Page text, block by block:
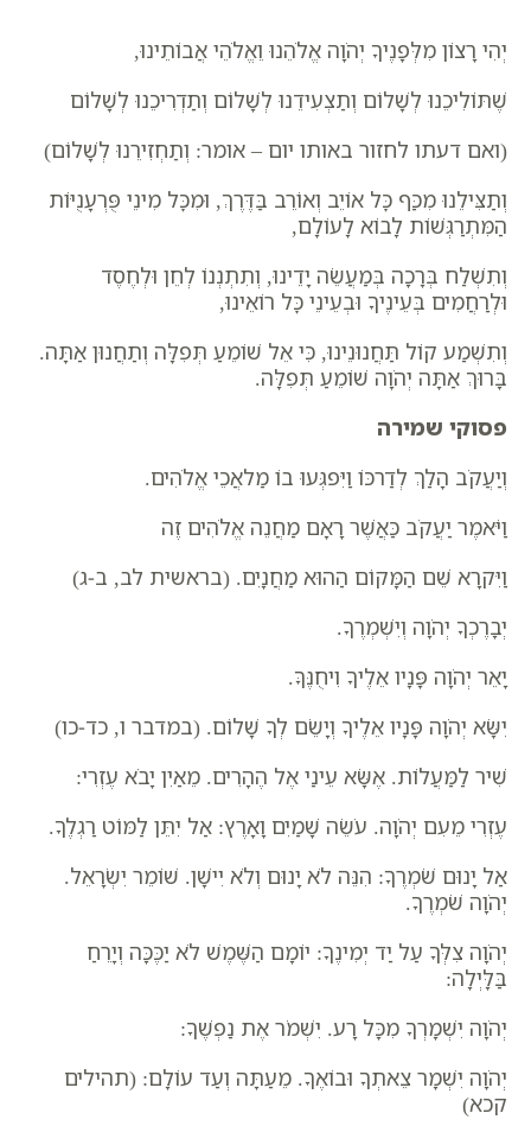
יְהִי רָצוֹן מִלְּפָנֶיךָ יְהֹוָה אֱלֹהֵנוּ וֵאֱלֹהֵי אֲבוֹתֵינוּ,
שֶׁתּוֹלִיכֵנוּ לְשָׁלוֹם וְתַצְעִידֵנוּ לְשָׁלוֹם וְתַדְרִיכֵנוּ לְשָׁלוֹם
(ואם דעתו לחזור באותו יום – אומר: וְתַחְזִירֵנוּ לְשָׁלוֹם)
וְתַצִּילֵנוּ מִכַּף כׇּל אוֹיֵב וְאוֹרֵב בַּדֶּרֶךְ, וּמִכׇּל מִינֵי פֻּרְעָנֻיּוֹת
הַמִּתְרַגְּשׁוֹת לָבוֹא לָעוֹלָם,
וְתִשְׁלַח בְּרָכָה בְּמַעֲשֵׂה יָדֵינוּ, וְתִתְנְנוֹ לְחֵן וּלְחֶסֶד
וּלְרַחֲמִים בְּעֵינֶיךָ וּבְעֵינֵי כׇּל רוֹאֵינוּ,
וְתִשְׁמַע קוֹל תַּחֲנוּנֵינוּ, כִּי אֵל שׁוֹמֵעַ תְּפִלָּה וְתַחֲנוּן אַתָּה.
בָּרוּךְ אַתָּה יְהֹוָה שׁוֹמֵעַ תְּפִלָּה.
פסוקי שמירה
וְיַעֲקֹב הָלַךְ לְדַרכּוֹ וַיִּפגְּעוּ בוֹ מַלאֲכֵי אֱלֹהִים.
וַיֹּאמֶר יַעֲקֹב כַּאֲשֶׁר רָאָם מַחֲנֵה אֱלֹהִים זֶה
וַיִּקרָא שֵׁם הַמָּקוֹם הַהוּא מַחֲנָיִם. (בראשית לב, ב-ג)
יְבָרֶכְךָ יְהֹוָה וְיִשְׁמְרֶךָ.
יָאֵר יְהֹוָה פָּנָיו אֵלֶיךָ וִיחֻנֶּךָּ.
יִשָּׂא יְהֹוָה פָּנָיו אֵלֶיךָ וְיָשֵׂם לְךָ שָׁלוֹם. (במדבר ו, כד-כו)
שִׁיר לַמַּעֲלוֹת. אֶשָּׂא עֵינַי אֶל הֶהָרִים. מֵאַיִן יָבֹא עֶזְרִי:
עֶזְרִי מֵעִם יְהֹוָה. עֹשֵׂה שָׁמַיִם וָאָרֶץ: אַל יִתֵּן לַמּוֹט רַגְלֶךָ.
אַל יָנוּם שֹׁמְרֶךָ: הִנֵּה לֹא יָנוּם וְלֹא יִישָׁן. שׁוֹמֵר יִשְׂרָאֵל.
יְהֹוָה שֹׁמְרֶךָ.
יְהֹוָה צִלְּךָ עַל יַד יְמִינֶךָ: יוֹמָם הַשֶּׁמֶשׁ לֹא יַכֶּכָּה וְיָרֵחַ
בַּלָּיְלָה:
יְהֹוָה יִשְׁמָרְךָ מִכָּל רָע. יִשְׁמֹר אֶת נַפְשֶׁךָ:
יְהֹוָה יִשְׁמָר צֵאתְךָ וּבוֹאֶךָ. מֵעַתָּה וְעַד עוֹלָם: (תהילים
קכא)